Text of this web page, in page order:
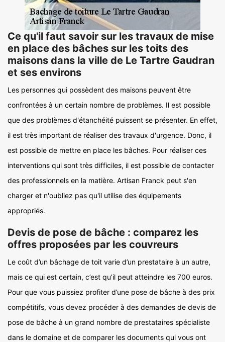
Ce qu'il faut savoir sur les travaux de mise
en place des bâches sur les toits des
maisons dans la ville de Le Tartre Gaudran
et ses environs
Les personnes qui possèdent des maisons peuvent être
confrontées à un certain nombre de problèmes. Il est possible
que des problèmes d'étanchéité puissent se présenter. En effet,
il est très important de réaliser des travaux d'urgence. Donc, il
est possible de mettre en place les bâches. Pour réaliser ces
interventions qui sont très difficiles, il est possible de contacter
des professionnels en la matière. Artisan Franck peut s'en
charger et n'oubliez pas qu'il utilise des équipements
appropriés.
Devis de pose de bâche : comparez les
offres proposées par les couvreurs
Le coût d’un bâchage de toit varie d’un prestataire à un autre,
mais ce qui est certain, c’est qu’il peut atteindre les 700 euros.
Pour que vous puissiez profiter d’une pose de bâche à des prix
compétitifs, vous devez procéder à des demandes de devis de
pose de bâche à un grand nombre de prestataires spécialiste
dans le domaine et de comparer les documents qui vous ont